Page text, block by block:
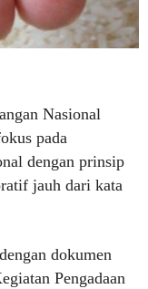
Nasional
pada
dengan prinsip
jauh dari kata
dokumen
Pengadaan